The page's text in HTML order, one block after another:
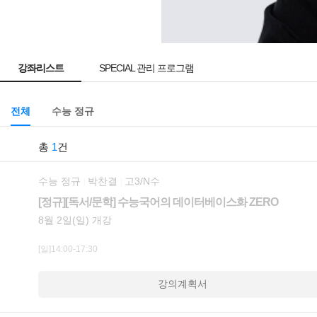
강좌리스트 SPECIAL 관리 프로그램
전체 수능 정규
총 1건
수능 정규 박찬결 고3/N수
[정규][독서/문학] 수능국어의 데이터베이스화 ZERO
8월 2일(일) 개강
[일]14:00-17:30
강의계획서